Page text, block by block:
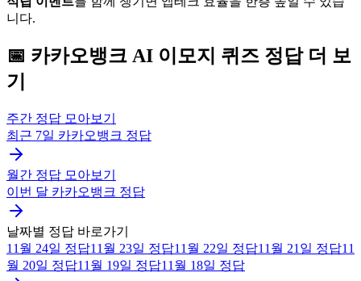
니다.
📅 카카오뱅크 AI 이모지 퀴즈 정답 더 보
기
주간 정답 모아보기
최근 7일 카카오뱅크 정답
월간 정답 모아보기
이번 달 카카오뱅크 정답
날짜별 정답 바로가기
11월 24일 정답11월 23일 정답11월 22일 정답11월 21일 정답11
월 20일 정답11월 19일 정답11월 18일 정답